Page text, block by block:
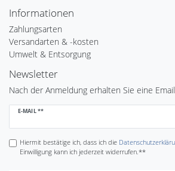
Informationen
Zahlungsarten
Versandarten & -kosten
Umwelt & Entsorgung
Newsletter
Nach der Anmeldung erhalten Sie eine
E-MAIL **
Newsletter
Hiermit bestätige ich, dass ich die
Einwilligung kann ich jederzeit widerrufen.**